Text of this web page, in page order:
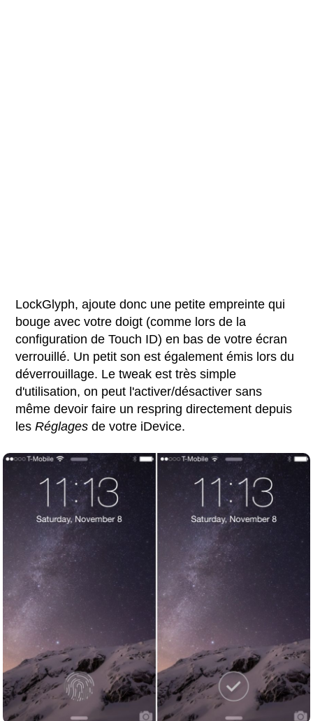
LockGlyph, ajoute donc une petite empreinte qui
bouge avec votre doigt (comme lors de la
configuration de Touch ID) en bas de votre écran
verrouillé. Un petit son est également émis lors du
déverrouillage. Le tweak est très simple
d'utilisation, on peut l'activer/désactiver sans
même devoir faire un respring directement depuis
lesRéglages de votre iDevice.